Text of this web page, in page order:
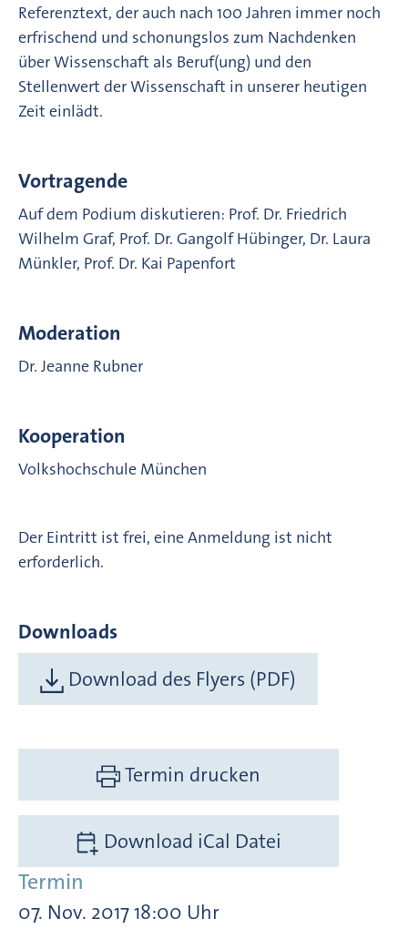
Referenztext, der auch nach 100 Jahren immer noch
erfrischend und schonungslos zum Nachdenken
über Wissenschaft als Beruf(ung) und den
Stellenwert der Wissenschaft in unserer heutigen
Zeit einlädt.
Vortragende
Auf dem Podium diskutieren: Prof. Dr. Friedrich
Wilhelm Graf, Prof. Dr. Gangolf Hübinger, Dr. Laura
Münkler, Prof. Dr. Kai Papenfort
Moderation
Dr. Jeanne Rubner
Kooperation
Volkshochschule München
Der Eintritt ist frei, eine Anmeldung ist nicht
erforderlich.
Downloads
Download des Flyers (PDF)
Termin drucken
Download iCal Datei
Termin
07. Nov. 2017 18:00 Uhr